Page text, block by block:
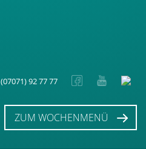
(07071) 92 77 77
ZUM WOCHENMENÜ